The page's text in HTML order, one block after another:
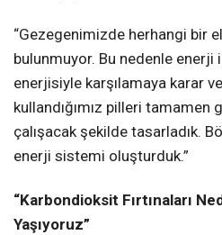
“Gezegenimizde herhangi bir
bulunmuyor. Bu nedenle enerji
enerjisiyle karşılamaya karar
kullandığımız pilleri tamamen
çalışacak şekilde tasarladık.
enerji sistemi oluşturduk.”
“Karbondioksit Fırtınaları
Yaşıyoruz”